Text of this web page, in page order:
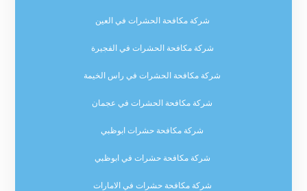
شركة مكافحة الحشرات في العين
شركة مكافحة الحشرات في الفجيرة
شركة مكافحة الحشرات في راس الخيمة
شركة مكافحة الحشرات في عجمان
شركة مكافحة حشرات ابوظبي
شركة مكافحة حشرات في ابوظبي
شركة مكافحة حشرات في الامارات